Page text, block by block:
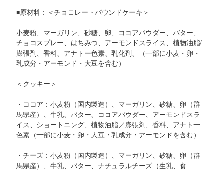
■原材料：＜チョコレートパウンドケーキ＞
小麦粉、マーガリン、砂糖、卵、ココアパウダー、バター、
チョコスプレー、はちみつ、アーモンドスライス、植物油脂/
膨張剤、香料、アナトー色素、乳化剤、（一部に小麦・卵・
乳成分・アーモンド・大豆を含む）
＜クッキー＞
・ココア：小麦粉（国内製造）、マーガリン、砂糖、卵（群
馬県産）、牛乳、バター、ココアパウダー、アーモンドスラ
イス、ショートニング、植物油脂／膨張剤、香料、アナト一
色素（一部に小麦・卵・大豆・乳成分・アーモンドを含む）
・チーズ：小麦粉（国内製造）、マーガリン、砂糖、卵（群
馬県産）、牛乳、バター、ナチュラルチーズ（生乳、食